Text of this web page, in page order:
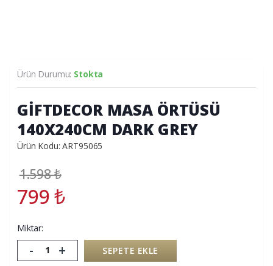
Ürün Durumu: Stokta
GİFTDECOR MASA ÖRTÜSÜ
140X240CM DARK GREY
Ürün Kodu: ART95065
1.598₺
799₺
Miktar:
- + SEPETE EKLE